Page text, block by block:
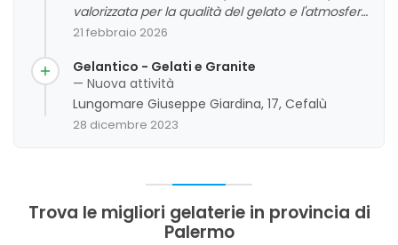
valorizzata per la qualità del gelato e l'atmosfera
accogliente con vista sulla cattedrale. I clienti
artigianale e delle specialità siciliane, anche se
alcuni riscontrano criticità nel servizio e nella
disponibilità del personale. La posizione
strategica e l'ambiente rilassante contribuiscono
a un'esperienza complessivamente positiva, con
21 febbraio 2026
Gelantico - Gelati e Granite
— Nuova attività
Lungomare Giuseppe Giardina, 17, Cefalù
28 dicembre 2023
Trova le migliori gelaterie in provincia di
Palermo